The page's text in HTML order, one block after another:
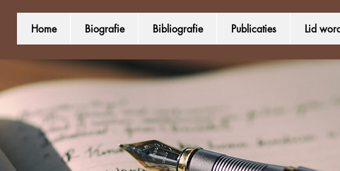
Home Biografie Bibliografie Publicaties Lid